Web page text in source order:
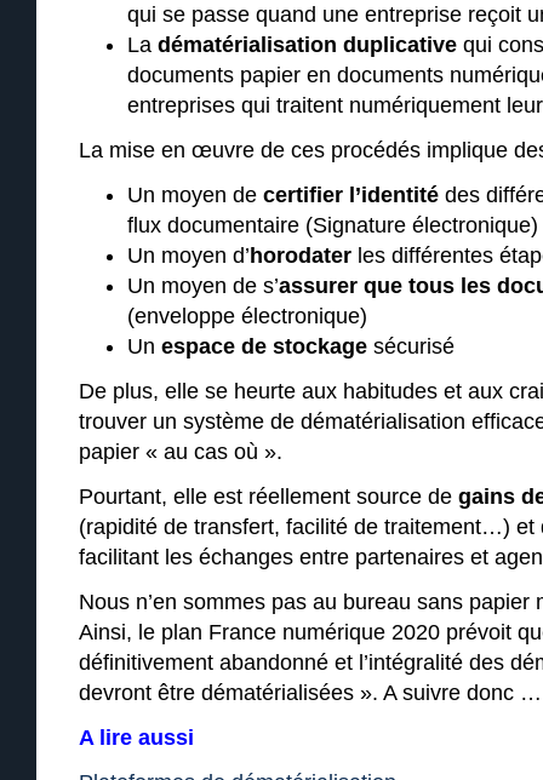
qui se passe quand une entreprise reçoit
La dématérialisation duplicative qui
documents papier en documents
entreprises qui traitent numériquement
La mise en œuvre de ces procédés implique
Un moyen de certifier l’identité des
flux documentaire (Signature électronique)
Un moyen d’ horodater les différentes
Un moyen de s’assurer que tous les
(enveloppe électronique)
Un espace de stockage sécurisé
De plus, elle se heurte aux habitudes et aux
trouver un système de dématérialisation
papier « au cas où ».
Pourtant, elle est réellement source de gains
(rapidité de transfert, facilité de traitement…)
facilitant les échanges entre partenaires et
Nous n’en sommes pas au bureau sans papier
Ainsi, le plan France numérique 2020 prévoit
définitivement abandonné et l’intégralité des
devront être dématérialisées ». A suivre donc …
A lire aussi